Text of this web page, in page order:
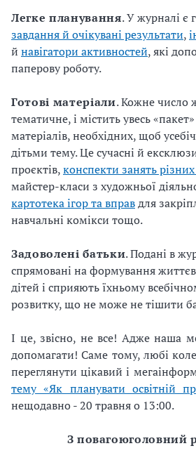
Легке планування. У журналі є
завдання й очікувані результати,
й навігатори активностей, які
паперову роботу.
Готові матеріали. Кожне число
тематичне, і містить увесь
матеріалів, необхідних, щоб
дітьми тему. Це сучасні й
проєктів,конспекти занять
майстер-класи з художньої
картотека ігор та вправдля
навчальні комікси тощо.
Задоволені батьки. Подані в
спрямовані на формування
дітей і сприяють їхньому
розвитку, що не може не тішити
І це, звісно, не все! Адже наша
допомагати! Саме тому, любі
переглянути цікавий і
тему «Як планувати освітній
нещодавно - 20 травня о 13:00.
З повагоюголовний